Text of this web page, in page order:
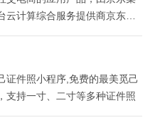
云计算综合服务提供商京东云
京东云小店
证件照小程序,免费的最美觅己
支持一寸、二寸等多种证件照